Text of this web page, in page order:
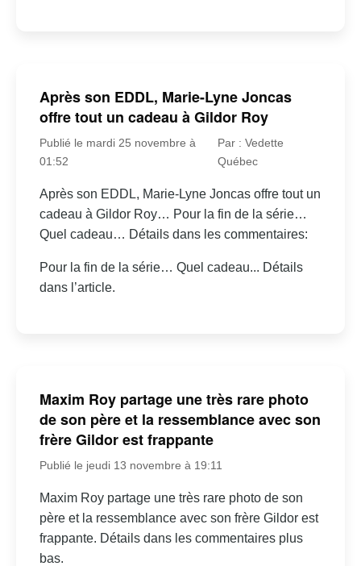
Après son EDDL, Marie-Lyne Joncas
offre tout un cadeau à Gildor Roy
Publié le mardi 25 novembre à
01:52
Par : Vedette
Québec
Après son EDDL, Marie-Lyne Joncas offre tout un
cadeau à Gildor Roy… Pour la fin de la série…
Quel cadeau… Détails dans les commentaires:
Pour la fin de la série… Quel cadeau... Détails
dans l’article.
Maxim Roy partage une très rare photo
de son père et la ressemblance avec son
frère Gildor est frappante
Publié le jeudi 13 novembre à 19:11
Maxim Roy partage une très rare photo de son
père et la ressemblance avec son frère Gildor est
frappante. Détails dans les commentaires plus
bas.